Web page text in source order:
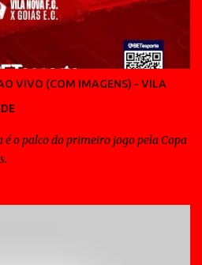
isso deveria ser suficiente,
uma vez que sem inspiração para
é pouco para vencer.
e os mais de 7 mil pagantes no
aliás até teve algo de inusitado,
dar um padrão ao Vila Nova, viu seu
VIVO (COM IMAGENS) - VILA
é o palco do primeiro jogo pela Copa